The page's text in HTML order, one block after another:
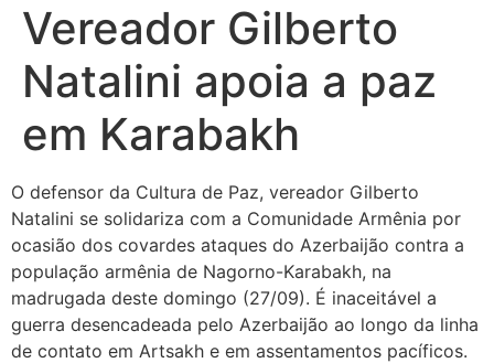
Vereador Gilberto
Natalini apoia a paz
em Karabakh
O defensor da Cultura de Paz, vereador Gilberto
Natalini se solidariza com a Comunidade Armênia por
ocasião dos covardes ataques do Azerbaijão contra a
população armênia de Nagorno-Karabakh, na
madrugada deste domingo (27/09). É inaceitável a
guerra desencadeada pelo Azerbaijão ao longo da linha
de contato em Artsakh e em assentamentos pacíficos.